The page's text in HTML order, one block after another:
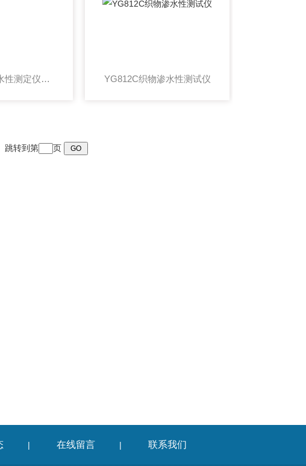
YG812D型渗水性测定仪（手动） YG812C织物渗水性测试仪
跳转到第 页
| 在线留言 | 联系我们